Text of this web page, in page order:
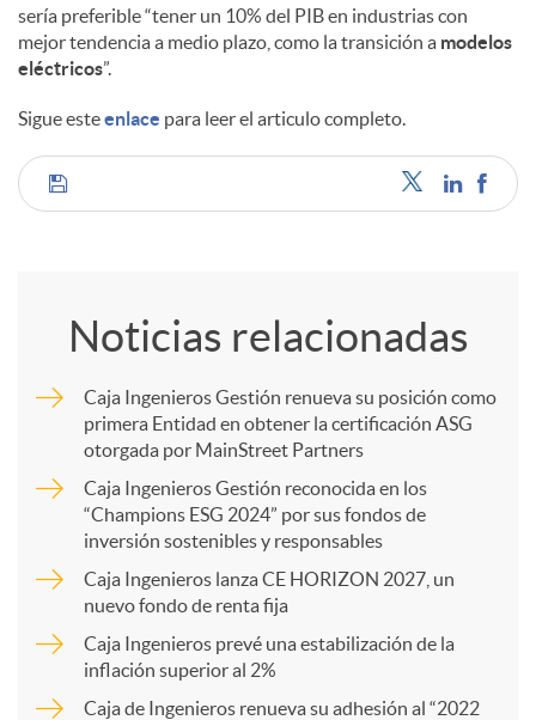
i
d
o
sería preferible “tener un 10% del PIB en industrias con
mejor tendencia a medio plazo, como la transición a modelos
eléctricos”.
Sigue esteenlace para leer el articulo completo.
C
r
Noticias relacionadas
Caja Ingenieros Gestión renueva su posición como
primera Entidad en obtener la certificación ASG
otorgada por MainStreet Partners
Caja Ingenieros Gestión reconocida en los
“Champions ESG 2024” por sus fondos de
inversión sostenibles y responsables
Caja Ingenieros lanza CE HORIZON 2027, un
nuevo fondo de renta fija
Caja Ingenieros prevé una estabilización de la
inflación superior al 2%
Caja de Ingenieros renueva su adhesión al “2022